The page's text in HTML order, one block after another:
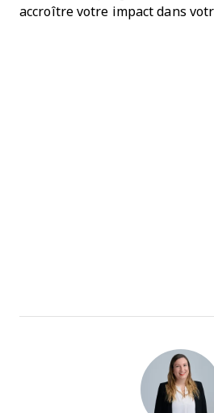
accroître votre impact dans